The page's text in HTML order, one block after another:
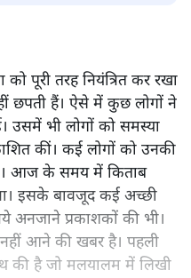
को पूरी तरह नियंत्रित कर रखा
छपती हैं। ऐसे में कुछ लोगों ने
उसमें भी लोगों को समस्या
कीं। कई लोगों को उनकी
आज के समय में किताब
इसके बावजूद कई अच्छी
अनजाने प्रकाशकों की भी।
आने की खबर है। पहली
की है जो मलयालम में लिखी